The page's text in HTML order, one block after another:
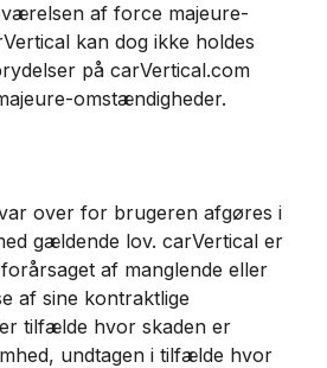
af ​​force majeure-
kan dog ikke holdes
på carVertical.com
omstændigheder.
over for brugeren afgøres i
gældende lov. carVertical er
af manglende eller
af sine kontraktlige
tilfælde hvor skaden er
undtagen i tilfælde hvor